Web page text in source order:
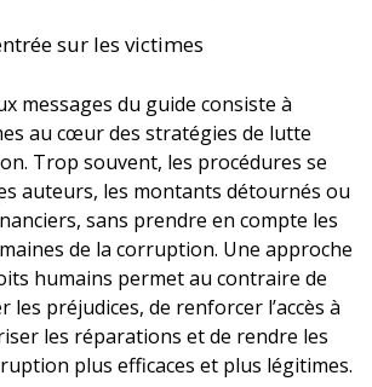
sur les victimes
messages du guide consiste à
au cœur des stratégies de lutte
Trop souvent, les procédures se
auteurs, les montants détournés ou
sans prendre en compte les
de la corruption. Une approche
humains permet au contraire de
les préjudices, de renforcer l’accès à
les réparations et de rendre les
plus efficaces et plus légitimes.